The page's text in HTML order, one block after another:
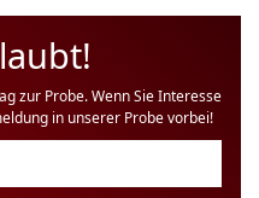
zur Probe. Wenn Sie Interesse
in unserer Probe vorbei!